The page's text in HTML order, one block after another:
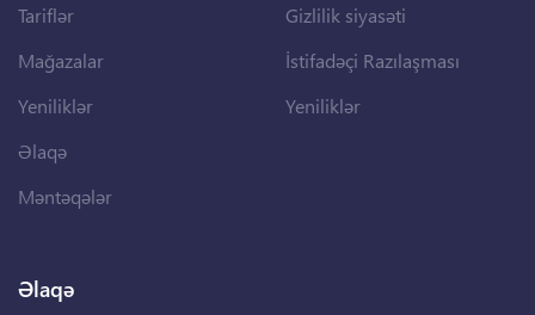
Tariflər
Mağazalar
Yeniliklər
Əlaqə
Məntəqələr
Gizlilik siyasəti
İstifadəçi Razılaşması
Yeniliklər
Əlaqə